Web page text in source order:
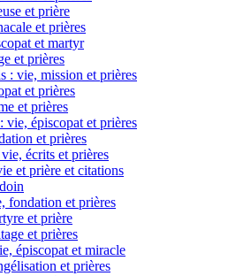
et prière
et prières
et martyr
et prières
: vie, mission et prières
et prières
et prières
épiscopat et prières
et prières
écrits et prières
et prière et citations
fondation et prières
et prière
et prières
épiscopat et miracle
et prières